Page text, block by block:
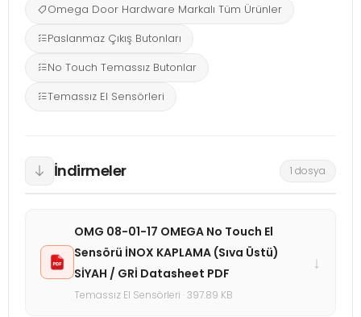
Omega Door Hardware Markalı Tüm Ürünler
Paslanmaz Çıkış Butonları
No Touch Temassız Butonlar
Temassız El Sensörleri
İndirmeler 1 dosya
OMG 08-01-17 OMEGA No Touch El
Sensörü İNOX KAPLAMA (Sıva Üstü)
SİYAH / GRİ Datasheet PDF
Temassız El Sensörleri · 397.89 KB
↓